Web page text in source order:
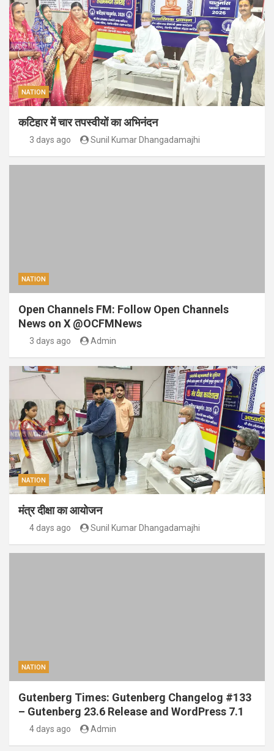
NATION
कटिहार में चार तपस्वीयों का अभिनंदन
3 days ago Sunil Kumar Dhangadamajhi
NATION
Open Channels FM: Follow Open Channels
News on X @OCFMNews
3 days ago Admin
NATION
मंत्र दीक्षा का आयोजन
4 days ago Sunil Kumar Dhangadamajhi
NATION
Gutenberg Times: Gutenberg Changelog #133
– Gutenberg 23.6 Release and WordPress 7.1
4 days ago Admin